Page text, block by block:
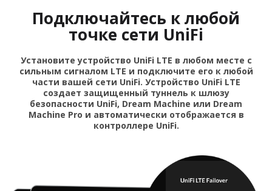
Подключайтесь к любой
точке сети UniFi
Установите устройство UniFi LTE в любом месте с
сильным сигналом LTE и подключите его к любой
части вашей сети UniFi. Устройство UniFi LTE
создает защищенный туннель к шлюзу
безопасности UniFi, Dream Machine или Dream
Machine Pro и автоматически отображается в
контроллере UniFi.